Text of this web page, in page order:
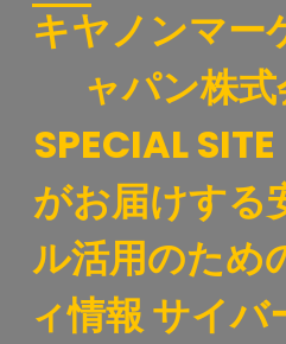
キヤノンマー
ャパン株式
SPECIAL
がお届けする
ル活用のため
ィ情報 サイ